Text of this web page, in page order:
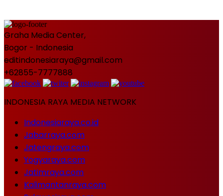
Graha Media Center,
Bogor - Indonesia
editindonesiaraya@gmail.com
+62855-7777888
INDONESIA RAYA MEDIA NETWORK
Indonesiaraya.co.id
Jabarraya.com
Jatengraya.com
Yogyaraya.com
Jatimraya.com
Kalimantanraya.com